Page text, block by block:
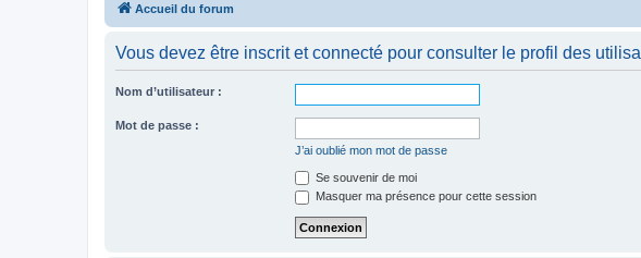
Accueil du forum
Vous devez être inscrit et connecté pour consulter le profil des
Nom d’utilisateur :
Mot de passe :
J’ai oublié mon mot de passe
Se souvenir de moi
Masquer ma présence pour cette session